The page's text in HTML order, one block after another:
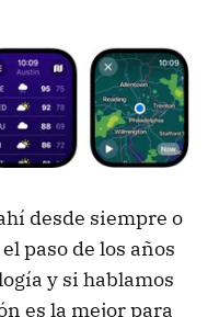
desde siempre o
paso de los años
y si hablamos
es la mejor para